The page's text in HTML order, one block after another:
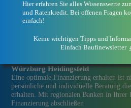
Würzburg Heidingsfeld
Eine optimale Finanzierung erhalten ist
persönliche und individuelle Beratung
erhalten. Mit regionalen Banken in Ihrer
Finanzierung abschließen
Hier erfahren Sie alles Wissenswerte
und Ratenkredit. Bei offenen Fragen
einfach!
Keine wichtigen Tipps und
Einfach Baufinewsletter